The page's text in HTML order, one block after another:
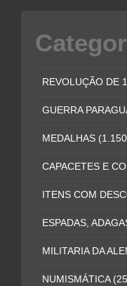
REVOLUÇÃO DE
GUERRA
MEDALHAS
CAPACETES E
ITENS COM
ESPADAS,
MILITARIA DA
NUMISMÁTICA